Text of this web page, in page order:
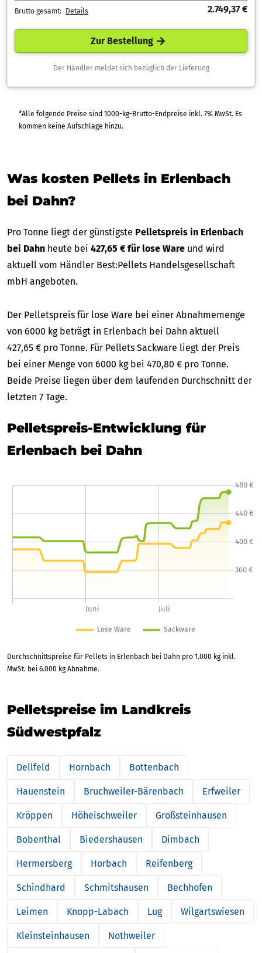
Brutto gesamt: Details 2.749,37 €
Zur Bestellung
Der Händler meldet sich bezüglich der Lieferung
*Alle folgende Preise sind 1000-kg-Brutto-Endpreise inkl. 7% MwSt. Es
kommen keine Aufschläge hinzu.
Was kosten Pellets in Erlenbach
bei Dahn?
Pro Tonne liegt der günstigste Pelletspreis in Erlenbach
bei Dahn heute bei 427,65 € für lose Ware und wird
aktuell vom Händler Best:Pellets Handelsgesellschaft
mbH angeboten.
Der Pelletspreis für lose Ware bei einer Abnahmemenge
von 6000 kg beträgt in Erlenbach bei Dahn aktuell
427,65 € pro Tonne. Für Pellets Sackware liegt der Preis
bei einer Menge von 6000 kg bei 470,80 € pro Tonne.
Beide Preise liegen über dem laufenden Durchschnitt der
letzten 7 Tage.
Pelletspreis-Entwicklung für
Erlenbach bei Dahn
Durchschnittspreise für Pellets in Erlenbach bei Dahn pro 1.000 kg inkl.
MwSt. bei 6.000 kg Abnahme.
Pelletspreise im Landkreis
Südwestpfalz
Dellfeld Hornbach Bottenbach
Hauenstein Bruchweiler-Bärenbach Erfweiler
Kröppen Höheischweiler Großsteinhausen
Bobenthal Biedershausen Dimbach
Hermersberg Horbach Reifenberg
Schindhard Schmitshausen Bechhofen
Leimen Knopp-Labach Lug Wilgartswiesen
Kleinsteinhausen Nothweiler